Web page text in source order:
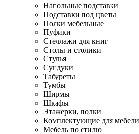
Напольные подставки
Подставки под цветы
Полки мебельные
Пуфики
Стеллажи для книг
Столы и столики
Стулья
Сундуки
Табуреты
Тумбы
Ширмы
Шкафы
Этажерки, полки
Комплектующие для мебели
Мебель по стилю